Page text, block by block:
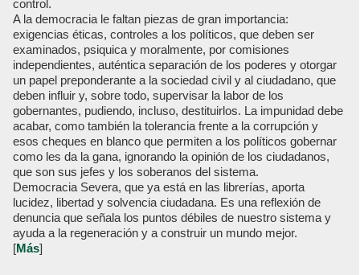
control.
A la democracia le faltan piezas de gran importancia:
exigencias éticas, controles a los políticos, que deben ser
examinados, psiquica y moralmente, por comisiones
independientes, auténtica separación de los poderes y otorgar
un papel preponderante a la sociedad civil y al ciudadano, que
deben influir y, sobre todo, supervisar la labor de los
gobernantes, pudiendo, incluso, destituirlos. La impunidad debe
acabar, como también la tolerancia frente a la corrupción y
esos cheques en blanco que permiten a los políticos gobernar
como les da la gana, ignorando la opinión de los ciudadanos,
que son sus jefes y los soberanos del sistema.
Democracia Severa, que ya está en las librerías, aporta
lucidez, libertad y solvencia ciudadana. Es una reflexión de
denuncia que señala los puntos débiles de nuestro sistema y
ayuda a la regeneración y a construir un mundo mejor.
[Más]